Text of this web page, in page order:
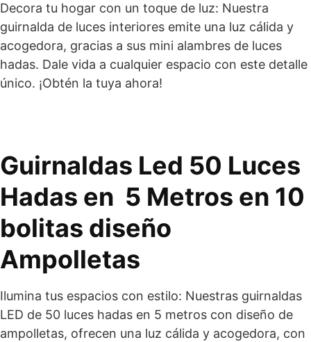
Decora tu hogar con un toque de luz: Nuestra
guirnalda de luces interiores emite una luz cálida y
acogedora, gracias a sus mini alambres de luces
hadas. Dale vida a cualquier espacio con este detalle
único. ¡Obtén la tuya ahora!
Guirnaldas Led 50 Luces
Hadas en 5 Metros en 10
bolitas diseño
Ampolletas
Ilumina tus espacios con estilo: Nuestras guirnaldas
LED de 50 luces hadas en 5 metros con diseño de
ampolletas, ofrecen una luz cálida y acogedora, con